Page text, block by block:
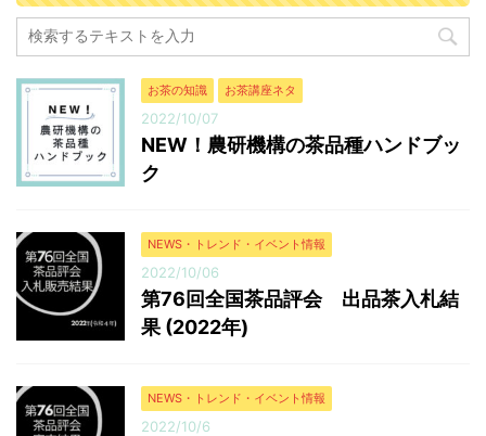
（円） 今回の平均落札単価（円/kg） 普通煎茶10kg 71
666.5 8,908,717 13,366 普通煎茶4kg ...
お茶の知識 お茶講座ネタ
2022/10/07
NEW！農研機構の茶品種ハンドブッ
ク
NEWS・トレンド・イベント情報
2022/10/06
第76回全国茶品評会 出品茶入札結
果 (2022年)
NEWS・トレンド・イベント情報
2022/10/6